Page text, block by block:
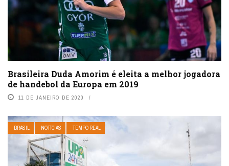
Brasileira Duda Amorim é eleita a melhor jogadora
de handebol da Europa em 2019
11 DE JANEIRO DE 2020
BRASIL NOTÍCIAS TEMPO REAL